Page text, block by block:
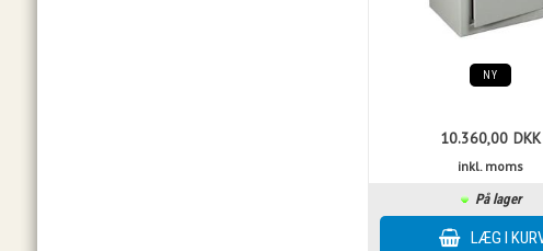
NY
10.360,00 DKK
inkl. moms
På lager